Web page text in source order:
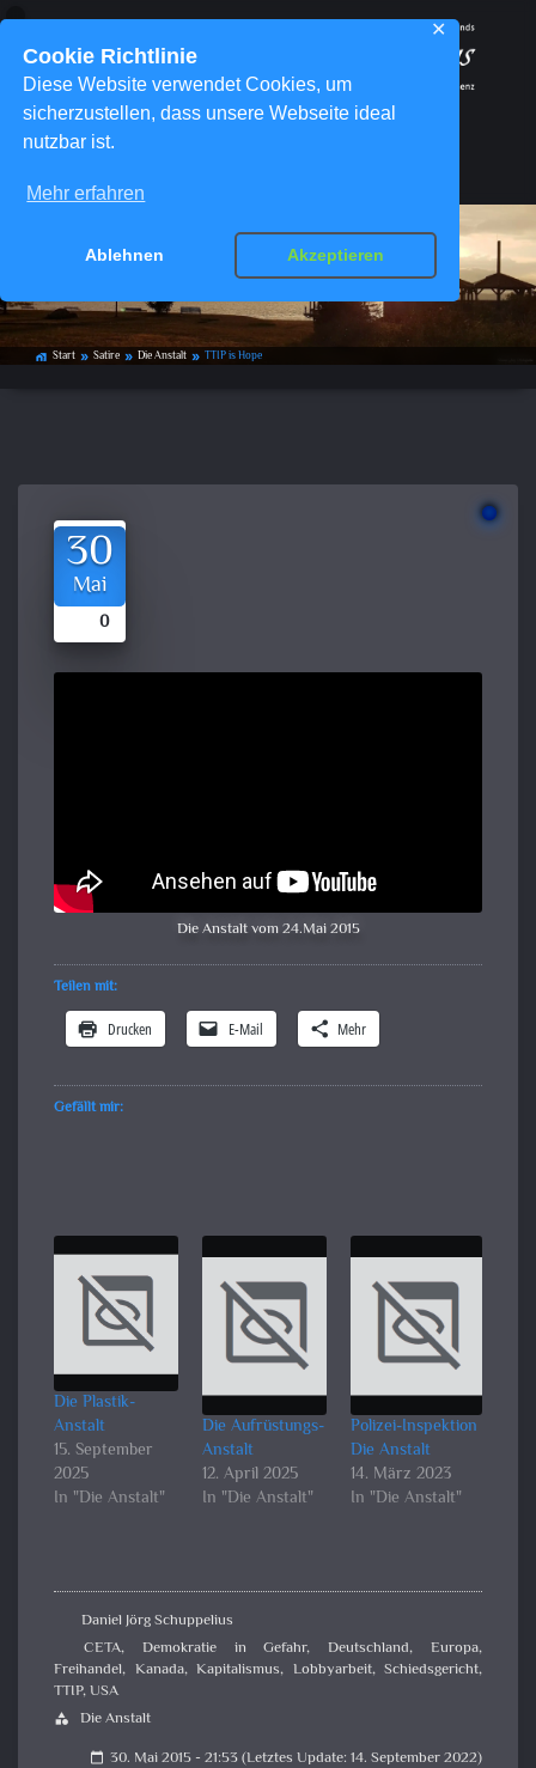
Cookie Richtlinie
Diese Website verwendet Cookies, um
sicherzustellen, dass unsere Webseite ideal
nutzbar ist.
Mehr erfahren
Ablehnen Akzeptieren
✕
TTIP is Hope
home_work Start double_arrow Satire double_arrow Die Anstalt double_arrow TTIP is Hope
30
Mai
0
Die Anstalt vom 24.Mai 2015
Teilen mit:
Drucken E-Mail Mehr
Gefällt mir:
Die Plastik-
Anstalt
15. September
2025
In "Die Anstalt"
Die Aufrüstungs-
Anstalt
12. April 2025
In "Die Anstalt"
Polizei-Inspektion
Die Anstalt
14. März 2023
In "Die Anstalt"
Daniel Jörg Schuppelius
CETA, Demokratie in Gefahr,Deutschland,Europa,
Freihandel, Kanada, Kapitalismus, Lobbyarbeit, Schiedsgericht,
TTIP,USA
category Die Anstalt
calendar_today 30. Mai 2015 - 21:53 (Letztes Update: 14. September 2022)